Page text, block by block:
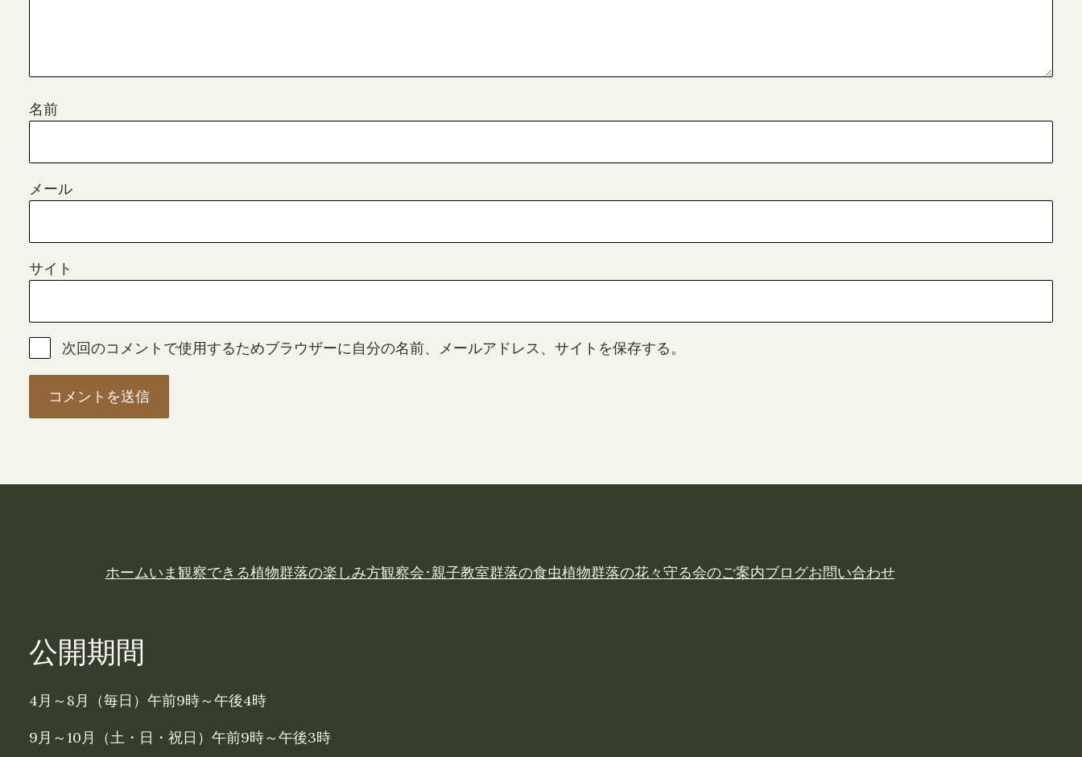
名前
メール
サイト
次回のコメントで使用するためブラウザーに自分の名前、メールアドレス、サイトを保存する。
ホームいま観察できる植物群落の楽しみ方観察会･親子教室群落の食虫植物群落の花々守る会のご案内ブログお問い合わせ
公開期間
4月～8月（毎日）午前9時～午後4時
9月～10月（土・日・祝日）午前9時～午後3時